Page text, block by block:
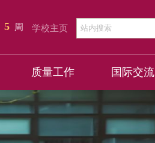
5 周 学校主页
质量工作 国际交流